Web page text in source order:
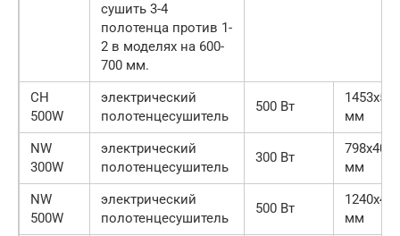
сушить 3-4
полотенца против 1-
2 в моделях на 600-
700 мм.
CH
500W
электрический
полотенцесушитель
500 Вт
мм
NW
300W
электрический
полотенцесушитель
300 Вт
мм
NW
500W
электрический
полотенцесушитель
500 Вт
мм